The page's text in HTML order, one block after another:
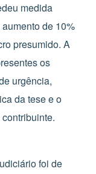
medida
de 10%
presumido. A
os
urgência,
da tese e o
foi de